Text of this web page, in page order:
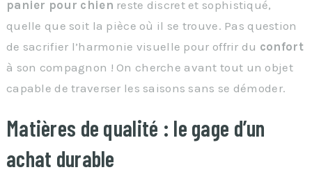
panier pour chien reste discret et sophistiqué,
quelle que soit la pièce où il se trouve. Pas question
de sacrifier l’harmonie visuelle pour offrir du confort
à son compagnon ! On cherche avant tout un objet
capable de traverser les saisons sans se démoder.
Matières de qualité : le gage d’un
achat durable